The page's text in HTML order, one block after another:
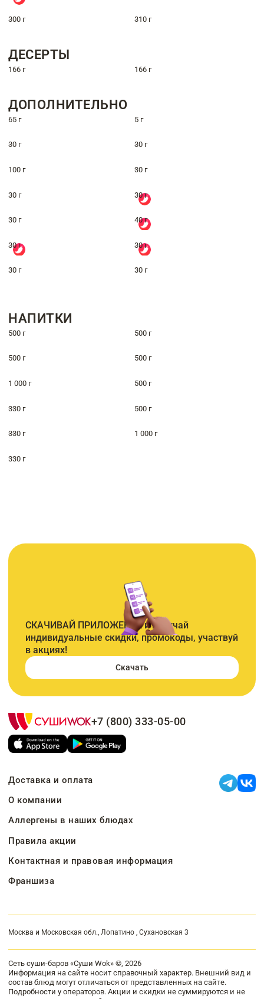
300 г 310 г
ДЕСЕРТЫ
166 г 166 г
ДОПОЛНИТЕЛЬНО
65 г 5 г
30 г 30 г
100 г 30 г
30 г 30 г
30 г 40 г
30 г 30 г
30 г 30 г
НАПИТКИ
500 г 500 г
500 г 500 г
1 000 г 500 г
330 г 500 г
330 г 1 000 г
330 г
СКАЧИВАЙ ПРИЛОЖЕНИЕ и получай
индивидуальные скидки, промокоды, участвуй
в акциях!
Скачать
+7 (800) 333-05-00
Доставка и оплата
О компании
Аллергены в наших блюдах
Правила акции
Контактная и правовая информация
Франшиза
Москва и Московская обл., Лопатино , Сухановская 3
Сеть суши-баров «Суши Wok» ©, 2026
Информация на сайте носит справочный характер. Внешний вид и
состав блюд могут отличаться от представленных на сайте.
Подробности у операторов. Акции и скидки не суммируются и не